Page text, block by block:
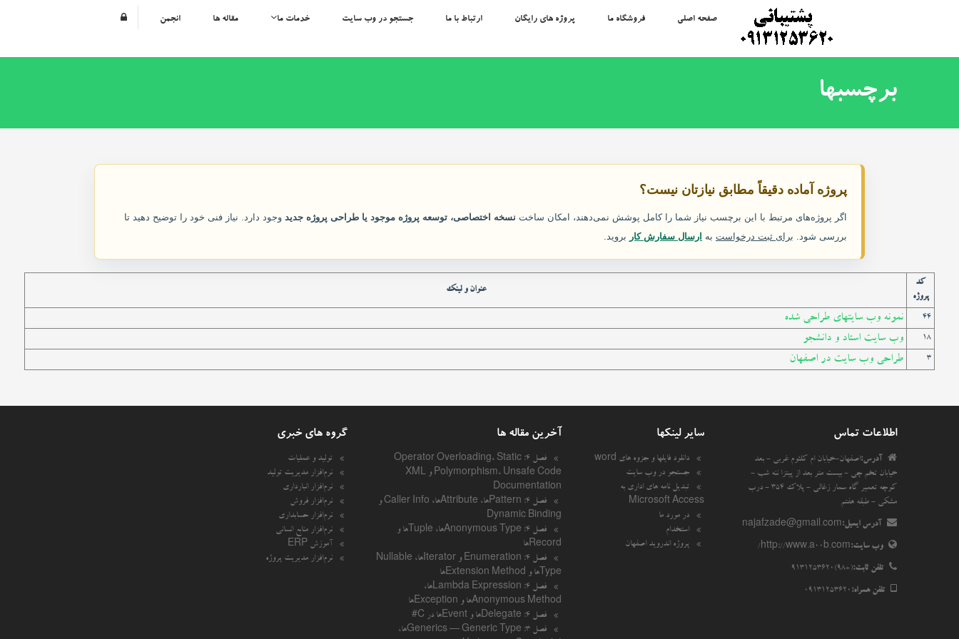
صفحه اصلی فروشگاه ما پروژه های رایگان ارتباط با ما جستجو در وب سایت خدمات ما مقاله ها انجمن
برچسبها
پروژه آماده دقیقاً مطابق نیازتان نیست؟
اگر پروژه‌های مرتبط با این برچسب نیاز شما را کامل پوشش نمی‌دهند، امکان ساخت نسخه اختصاصی، توسعه پروژه موجود یا طراحی پروژه جدید وجود دارد. نیاز فنی خود را توضیح دهید تا
بررسی شود. برای ثبت درخواست به ارسال سفارش کار بروید.
کد
پروژه
عنوان و لینک
44 نمونه وب سایتهای طراحی شده
18 وب سایت استاد و دانشجو
3 طراحی وب سایت در اصفهان
اطلاعات تماس
آدرس:اصفهان-خیابان ام کلثوم غربی - بعد
خیابان تخم چی - بیست متر بعد از پیتزا ننه شب -
کوچه تعمیر گاه سمار زغالی - پلاک 354 - درب
مشکی - طبقه هفتم
آدرس ایمیل:najafzade@gmail.com
وب سایت:http://www.a00b.com/
تلفن ثابت:(+98)9131253620
تلفن همراه: 09131253620
سایر لینکها
دانلود فایلها و جزوه های word
جستجو در وب سایت
تبدیل نامه های اداری به
Microsoft Access
در مورد ما
استخدام
پروژه اندروید اصفهان
آخرین مقاله ها
فصل ۴: Operator Overloading، Static
Polymorphism، Unsafe Code و XML
Documentation
فصل ۴: Patternها، Attributeها، Caller Info و
Dynamic Binding
فصل ۴: Anonymous Typeها، Tupleها و
Recordها
فصل ۴: Enumeration و Iteratorها، Nullable
Typeها و Extension Methodها
فصل ۴: Lambda Expressionها،
Anonymous Methodها و Exceptionها
فصل ۴: Delegateها و Eventها در C#
فصل ۳: Generics — Generic Typeها،
گروه های خبری
تولید و عملیات
نرم‌افزار مدیریت تولید
نرم‌افزار انبارداری
نرم‌افزار فروش
نرم‌افزار حسابداری
نرم‌افزار منابع انسانی
آموزش ERP
نرم‌افزار مدیریت پروژه